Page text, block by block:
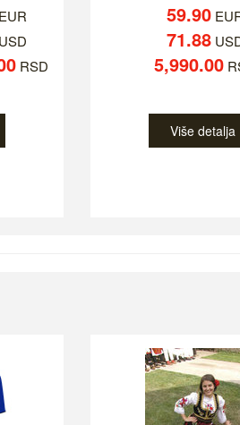
RSD
59.90
71.88
5,990.00
Više detalja